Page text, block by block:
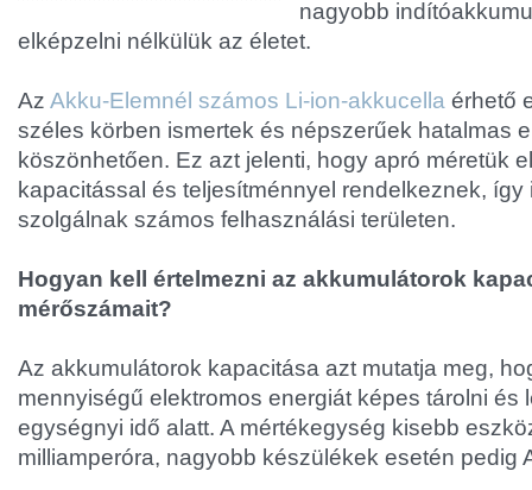
nagyobb
elképzelni nélkülük az életet.
Az Akku-Elemnél számos Li-ion-akkucella érhető
széles körben ismertek és népszerűek hatalmas
köszönhetően. Ez azt jelenti, hogy apró méretük
kapacitással és teljesítménnyel rendelkeznek,
szolgálnak számos felhasználási területen.
Hogyan kell értelmezni az akkumulátorok
mérőszámait?
Az akkumulátorok kapacitása azt mutatja meg,
mennyiségű elektromos energiát képes tárolni és
egységnyi idő alatt. A mértékegység kisebb
milliamperóra, nagyobb készülékek esetén pedig